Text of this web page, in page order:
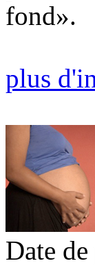
fond».
plus
Date